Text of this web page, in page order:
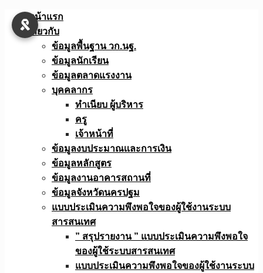
Skip
หน้าแรก
เกี่ยวกับ
ข้อมูลพื้นฐาน วก.นฐ.
ข้อมูลนักเรียน
ข้อมูลตลาดแรงงาน
บุคคลากร
ทำเนียบ ผู้บริหาร
ครู
เจ้าหน้าที่
ข้อมูลงบประมาณเเละการเงิน
ข้อมูลหลักสูตร
ข้อมูลงานอาคารสถานที่
ข้อมูลจังหวัดนครปฐม
แบบประเมินความพึงพอใจของผู้ใช้งานระบบ
สารสนเทศ
” สรุปรายงาน ” แบบประเมินความพึงพอใจ
ของผู้ใช้ระบบสารสนเทศ
แบบประเมินความพึงพอใจของผู้ใช้งานระบบ